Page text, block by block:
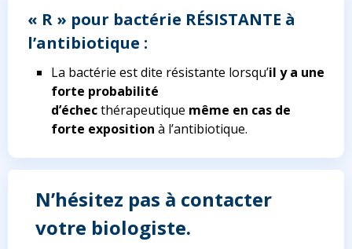
« R » pour bactérie RÉSISTANTE à
l’antibiotique :
La bactérie est dite résistante lorsqu’il y a une
forte probabilité
d’échecthérapeutique même en cas de
forte exposition à l’antibiotique.
N’hésitez pas à contacter
votre biologiste.